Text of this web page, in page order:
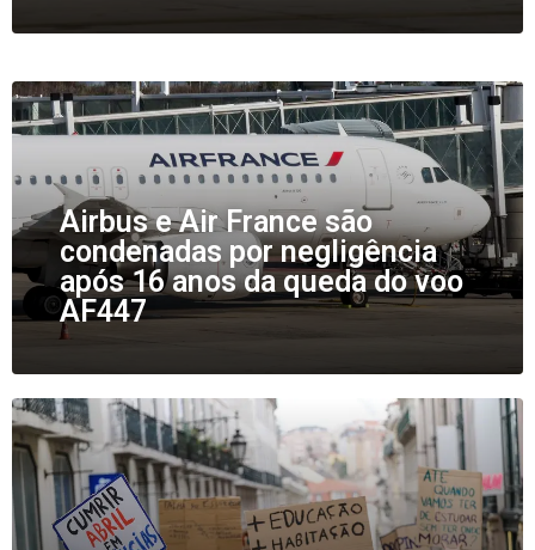
Airbus e Air France são
condenadas por negligência
após 16 anos da queda do voo
AF447